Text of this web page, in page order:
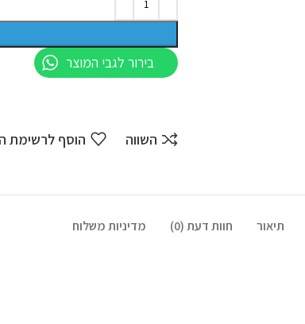
בירור לגבי המוצר
השווה הוסף לרשימת
תיאור חוות דעת (0) מדיניות משלוח